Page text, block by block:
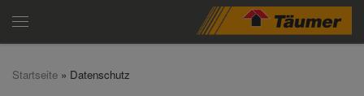
Zum Inhalt springen
Startseite » Datenschutz